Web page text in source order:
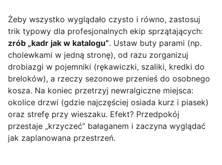
Żeby wszystko wyglądało czysto i równo, zastosuj
trik typowy dla profesjonalnych ekip sprzątających:
zrób „kadr jak w katalogu”. Ustaw buty parami (np.
cholewkami w jedną stronę), od razu zorganizuj
drobiazgi w pojemniki (rękawiczki, szaliki, kredki do
breloków), a rzeczy sezonowe przenieś do osobnego
kosza. Na koniec przetrzyj newralgiczne miejsca:
okolice drzwi (gdzie najczęściej osiada kurz i piasek)
oraz strefę przy wieszaku. Efekt? Przedpokój
przestaje „krzyczeć” bałaganem i zaczyna wyglądać
jak zaplanowana przestrzeń.